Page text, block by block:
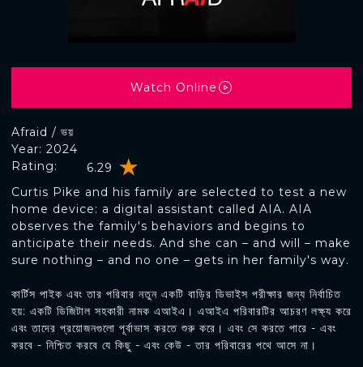
Afraid / ভয়
Rating: 6.29
Year: 2024
Curtis Pike and his family are selected to test a new
home device: a digital assistant called AIA. AIA
observes the family's behaviors and begins to
anticipate their needs. And she can – and will – make
sure nothing – and no one – gets in her family's way.
কার্টিস পাইক এবং তার পরিবার নতুন একটি বাড়ির ডিভাইস পরীক্ষার জন্য নির্বাচিত
হয়: একটি ডিজিটাল সহকারী নামক এআইএ। এআইএ পরিবারটির আচরণ লক্ষ্য করে
এবং তাদের প্রয়োজনগুলো পূর্বাভাস করতে শুরু করে। এবং সে করতে পারে - এবং
করবে - নিশ্চিত করবে যে কিছু - এবং কেউ - তার পরিবারের পথে আসে না।
Watch Online